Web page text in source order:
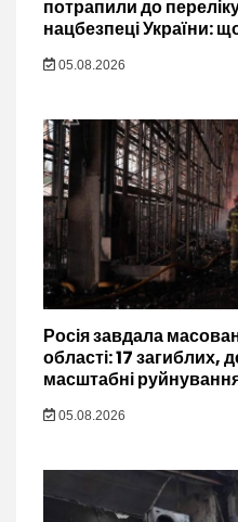
потрапили до
нацбезпеці України:
05.08.2026
Росія завдала
області: 17 загиблих,
масштабні
05.08.2026